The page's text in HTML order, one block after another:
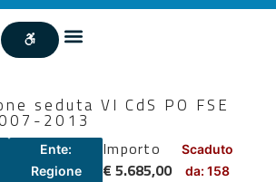
seduta VI CdS PO FSE
2013
Ente:
Regione
Importo
€ 5.685,00
Scaduto
da: 158